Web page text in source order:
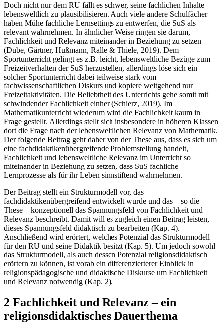
Doch nicht nur dem RU fällt es schwer, seine fachlichen Inhalte
lebensweltlich zu plausibilisieren. Auch viele andere Schulfächer
haben Mühe fachliche Lernsettings zu entwerfen, die SuS als
relevant wahrnehmen. In ähnlicher Weise ringen sie darum,
Fachlichkeit und Relevanz miteinander in Beziehung zu setzen
(Dube, Gärtner, Hußmann, Ralle & Thiele, 2019). Dem
Sportunterricht gelingt es z.B. leicht, lebensweltliche Bezüge zum
Freizeitverhalten der SuS herzustellen, allerdings löse sich ein
solcher Sportunterricht dabei teilweise stark vom
fachwissenschaftlichen Diskurs und kopiere weitgehend nur
Freizeitaktivitäten. Die Beliebtheit des Unterrichts gehe somit mit
schwindender Fachlichkeit einher (Schierz, 2019). Im
Mathematikunterricht wiederum wird die Fachlichkeit kaum in
Frage gestellt. Allerdings stellt sich insbesondere in höheren Klassen
dort die Frage nach der lebensweltlichen Relevanz von Mathematik.
Der folgende Beitrag geht daher von der These aus, dass es sich um
eine fachdidaktikenübergreifende Problemstellung handelt,
Fachlichkeit und lebensweltliche Relevanz im Unterricht so
miteinander in Beziehung zu setzen, dass SuS fachliche
Lernprozesse als für ihr Leben sinnstiftend wahrnehmen.
Der Beitrag stellt ein Strukturmodell vor, das
fachdidaktikenübergreifend entwickelt wurde und das – so die
These – konzeptionell das Spannungsfeld von Fachlichkeit und
Relevanz beschreibt. Damit will es zugleich einen Beitrag leisten,
dieses Spannungsfeld didaktisch zu bearbeiten (Kap. 4).
Anschließend wird erörtert, welches Potenzial das Strukturmodell
für den RU und seine Didaktik besitzt (Kap. 5). Um jedoch sowohl
das Strukturmodell, als auch dessen Potenzial religionsdidaktisch
erörtern zu können, ist vorab ein differenzierterer Einblick in
religionspädagogische und didaktische Diskurse um Fachlichkeit
und Relevanz notwendig (Kap. 2).
2 Fachlichkeit und Relevanz – ein
religionsdidaktisches Dauerthema